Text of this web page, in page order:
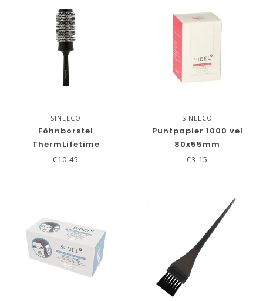
SINELCO
Föhnborstel
ThermLifetime
Guarantee
€10,45
SINELCO
Puntpapier 1000 vel
80x55mm
€3,15